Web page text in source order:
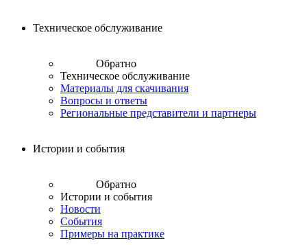
Техническое обслуживание
Обратно
Техническое обслуживание
Материалы для скачивания
Вопросы и ответы
Региональные представители и партнеры
Истории и события
Обратно
Истории и события
Новости
События
Примеры на практике